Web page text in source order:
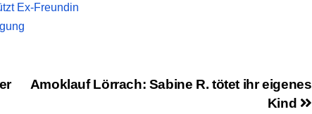
Ex-Freundin
Amoklauf Lörrach: Sabine R. tötet ihr eigenes
Kind